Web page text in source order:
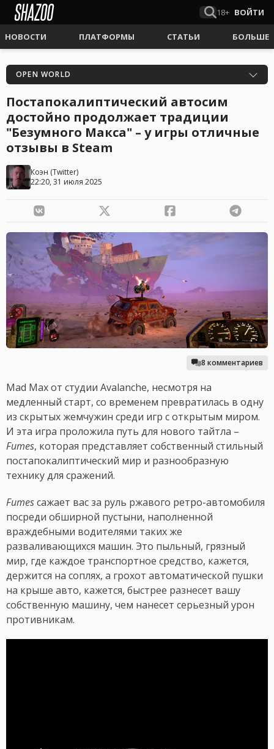
18+ ВОЙТИ
НОВОСТИ ПЛАТФОРМЫ СТАТЬИ БОЛЬШЕ
OPEN WORLD
Постапокалиптический автосим
достойно продолжает традиции
"Безумного Макса" – у игры отличные
отзывы в Steam
Коэн (Twitter)
22:20, 31 июля 2025
8 комментариев
Mad Max от студии Avalanche, несмотря на
медленный старт, со временем превратилась в одну
из скрытых жемчужин среди игр с открытым миром.
И эта игра проложила путь для нового тайтла –
Fumes, которая представляет собственный стильный
постапокалиптический мир и разнообразную
технику для сражений.
Fumesсажает вас за руль ржавого ретро-автомобиля
посреди обширной пустыни, наполненной
враждебными водителями таких же
разваливающихся машин. Это пыльный, грязный
мир, где каждое транспортное средство, кажется,
держится на соплях, а грохот автоматической пушки
на крыше авто, кажется, быстрее разнесет вашу
собственную машину, чем нанесет серьезный урон
противникам.